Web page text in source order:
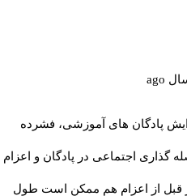
پادگان های آموزشی، فشرده
اجتماعی در پادگان و اعزام
از اعزام هم ممکن است طول